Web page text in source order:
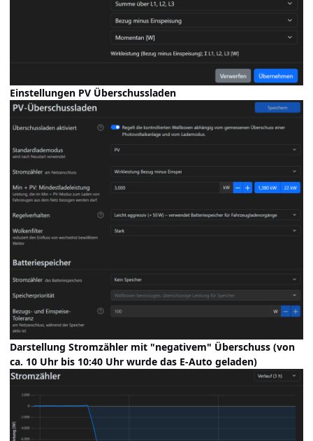
Einstellungen PV Überschussladen
Darstellung Stromzähler mit "negativem" Überschuss (von
ca. 10 Uhr bis 10:40 Uhr wurde das E-Auto geladen)